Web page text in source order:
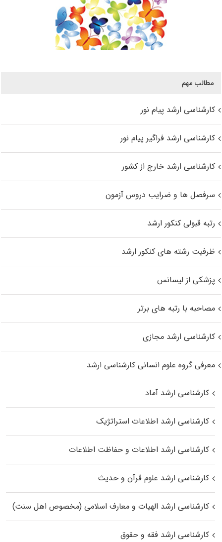
مطالب مهم
کارشناسی ارشد پیام نور
کارشناسی ارشد فراگیر پیام نور
کارشناسی ارشد خارج از کشور
سرفصل ها و ضرایب دروس آزمون
رتبه قبولی کنکور ارشد
ظرفیت رشته های کنکور ارشد
پزشکی از لیسانس
مصاحبه با رتبه های برتر
کارشناسی ارشد مجازی
معرفی گروه علوم انسانی کارشناسی ارشد
کارشناسی ارشد آماد
کارشناسی ارشد اطلاعات استراتژیک
کارشناسی ارشد اطلاعات و حفاظت اطلاعات
کارشناسی ارشد علوم قرآن و حدیث
کارشناسی ارشد الهیات و معارف اسلامی (مخصوص اهل سنت)
کارشناسی ارشد فقه و حقوق